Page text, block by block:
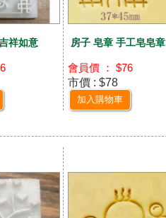
祥如意 房子 皂章 手工皂皂章
會員價 ： $76
市價 : $78
加入購物車